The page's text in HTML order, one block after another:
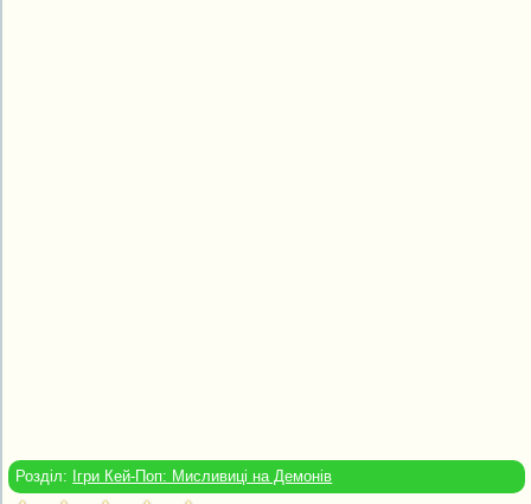
Розділ: Ігри Кей-Поп: Мисливиці на Демонів